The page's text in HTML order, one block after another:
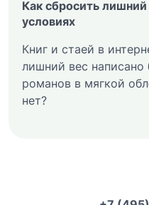
Как сбросить
условиях
Книг и стаей в
лишний вес
романов в мягкой
нет?